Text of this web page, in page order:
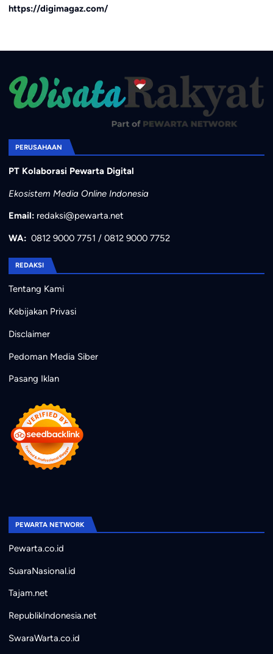
https://digimagaz.com/
PERUSAHAAN
PT Kolaborasi Pewarta Digital
Ekosistem Media Online Indonesia
Email: redaksi@pewarta.net
WA: 0812 9000 7751 / 0812 9000 7752
REDAKSI
Tentang Kami
Kebijakan Privasi
Disclaimer
Pedoman Media Siber
Pasang Iklan
PEWARTA NETWORK
Pewarta.co.id
SuaraNasional.id
Tajam.net
RepublikIndonesia.net
SwaraWarta.co.id